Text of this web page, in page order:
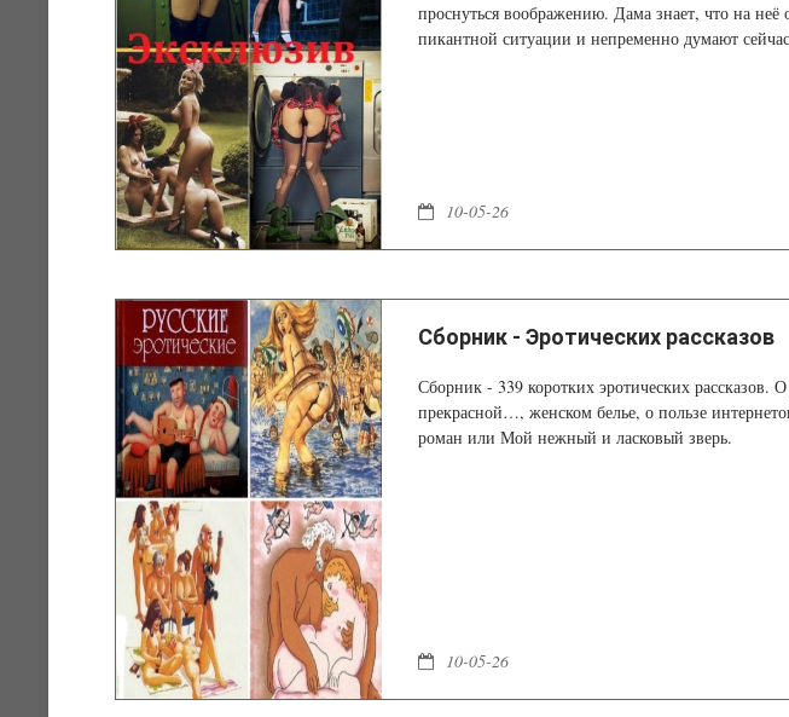
проснуться воображению. Дама знает, что на неё
пикантной ситуации и непременно думают
10-05-26
Сборник - Эротических рассказов
Сборник - 339 коротких эротических рассказов.
прекрасной…, женском белье, о пользе
роман или Мой нежный и ласковый зверь.
10-05-26